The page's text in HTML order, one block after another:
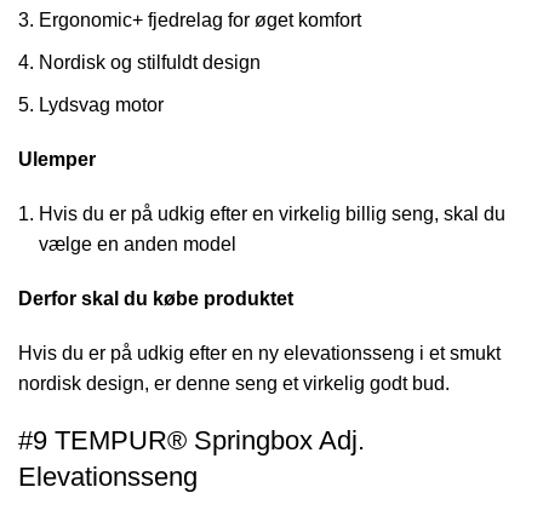
Ergonomic+ fjedrelag for øget komfort
Nordisk og stilfuldt design
Lydsvag motor
Ulemper
Hvis du er på udkig efter en virkelig billig seng, skal du
vælge en anden model
Derfor skal du købe produktet
Hvis du er på udkig efter en ny elevationsseng i et smukt
nordisk design, er denne seng et virkelig godt bud.
#9 TEMPUR® Springbox Adj.
Elevationsseng